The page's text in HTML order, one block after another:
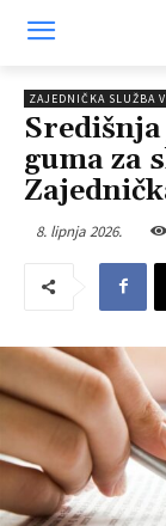
ZAJEDNIČKA SLUŽBA
guma za
8. lipnja 2026.